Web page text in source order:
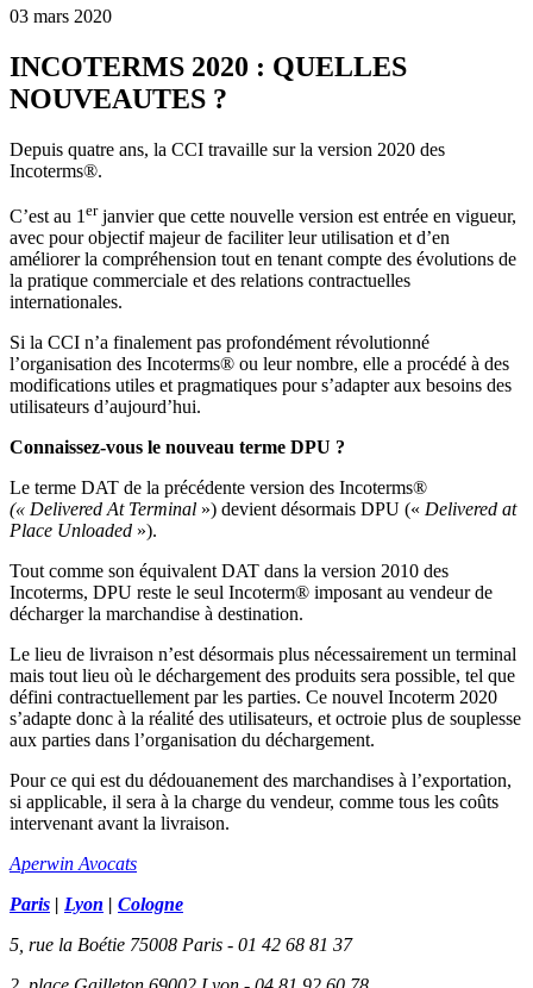
03 mars 2020
INCOTERMS 2020 : QUELLES
NOUVEAUTES ?
Depuis quatre ans, la CCI travaille sur la version 2020 des
Incoterms®.
C’est au 1 erjanvier que cette nouvelle version est entrée en vigueur,
avec pour objectif majeur de faciliter leur utilisation et d’en
améliorer la compréhension tout en tenant compte des évolutions de
la pratique commerciale et des relations contractuelles
internationales.
Si la CCI n’a finalement pas profondément révolutionné
l’organisation des Incoterms® ou leur nombre, elle a procédé à des
modifications utiles et pragmatiques pour s’adapter aux besoins des
utilisateurs d’aujourd’hui.
Connaissez-vous le nouveau terme DPU ?
Le terme DAT de la précédente version des Incoterms®
(« Delivered At Terminal ») devient désormais DPU (« Delivered at
Place Unloaded »).
Tout comme son équivalent DAT dans la version 2010 des
Incoterms, DPU reste le seul Incoterm® imposant au vendeur de
décharger la marchandise à destination.
Le lieu de livraison n’est désormais plus nécessairement un terminal
mais tout lieu où le déchargement des produits sera possible, tel que
défini contractuellement par les parties. Ce nouvel Incoterm 2020
s’adapte donc à la réalité des utilisateurs, et octroie plus de souplesse
aux parties dans l’organisation du déchargement.
Pour ce qui est du dédouanement des marchandises à l’exportation,
si applicable, il sera à la charge du vendeur, comme tous les coûts
intervenant avant la livraison.
Aperwin Avocats
Paris | Lyon | Cologne
5, rue la Boétie 75008 Paris - 01 42 68 81 37